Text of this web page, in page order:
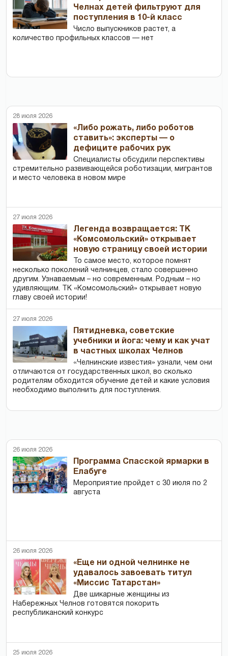
Челнах детей фильтруют для
поступления в 10-й класс
Число выпускников растет, а
количество профильных классов — нет
28 июля 2026
«Либо рожать, либо роботов
ставить»: эксперты — о
дефиците рабочих рук
Специалисты обсудили перспективы
стремительно развивающейся роботизации, мигрантов
и место человека в новом мире
27 июля 2026
Легенда возвращается: ТК
«Комсомольский» открывает
новую страницу своей истории
То самое место, которое помнят
несколько поколений челнинцев, стало совершенно
другим. Узнаваемым – но современным. Родным – но
удивляющим. ТК «Комсомольский» открывает новую
главу своей истории!
27 июля 2026
Пятидневка, советские
учебники и йога: чему и как учат
в частных школах Челнов
«Челнинские известия» узнали, чем они
отличаются от государственных школ, во сколько
родителям обходится обучение детей и какие условия
необходимо выполнить для поступления.
26 июля 2026
Программа Спасской ярмарки в
Елабуге
Мероприятие пройдет с 30 июля по 2
августа
26 июля 2026
«Еще ни одной челнинке не
удавалось завоевать титул
«Миссис Татарстан»
Две шикарные женщины из
Набережных Челнов готовятся покорить
республиканский конкурс
25 июля 2026